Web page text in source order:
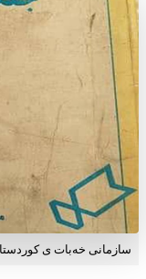
سازمانی خەبات ی